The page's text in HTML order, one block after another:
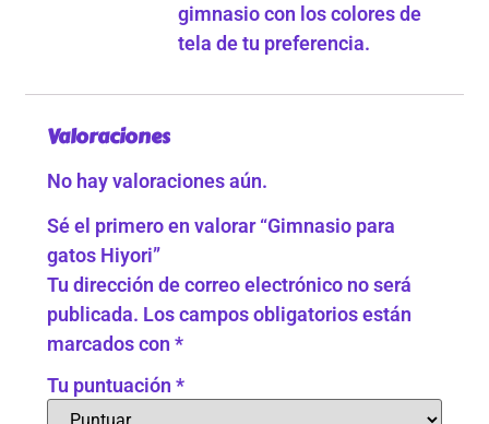
gimnasio con los colores de
tela de tu preferencia.
Valoraciones
No hay valoraciones aún.
Sé el primero en valorar “Gimnasio para
gatos Hiyori”
Tu dirección de correo electrónico no será
publicada. Los campos obligatorios están
marcados con*
Tu puntuación*